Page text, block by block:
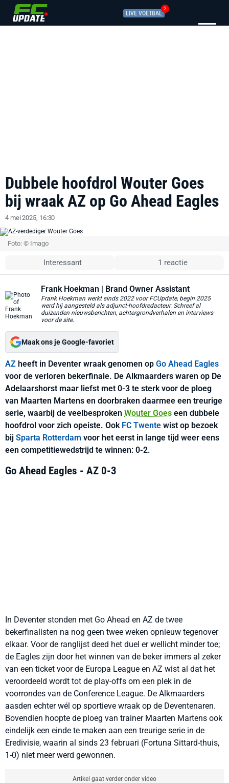
LIVE VOETBAL
2
Dubbele hoofdrol Wouter Goes
bij wraak AZ op Go Ahead Eagles
4 mei 2025, 16:30
Foto: © Imago
Interessant 1 reactie
Frank Hoekman | Brand Owner Assistant
Frank Hoekman werkt sinds 2022 voor FCUpdate, begin 2025
werd hij aangesteld als adjunct-hoofdredacteur. Schreef al
duizenden nieuwsberichten, achtergrondverhalen en interviews
voor de site.
Maak ons je Google-favoriet
AZ heeft in Deventer wraak genomen op Go Ahead Eagles
voor de verloren bekerfinale. De Alkmaarders waren op De
Adelaarshorst maar liefst met 0-3 te sterk voor de ploeg
van Maarten Martens en doorbraken daarmee een treurige
serie, waarbij de veelbesproken Wouter Goes een dubbele
hoofdrol voor zich opeiste. Ook FC Twente wist op bezoek
bij Sparta Rotterdam voor het eerst in lange tijd weer eens
een competitiewedstrijd te winnen: 0-2.
Go Ahead Eagles - AZ 0-3
In Deventer stonden met Go Ahead en AZ de twee
bekerfinalisten na nog geen twee weken opnieuw tegenover
elkaar. Voor de ranglijst deed het duel er wellicht minder toe;
de Eagles zijn door het winnen van de beker immers al zeker
van een ticket voor de Europa League en AZ wist al dat het
veroordeeld wordt tot de play-offs om een plek in de
voorrondes van de Conference League. De Alkmaarders
aasden echter wél op sportieve wraak op de Deventenaren.
Bovendien hoopte de ploeg van trainer Maarten Martens ook
eindelijk een einde te maken aan een treurige serie in de
Eredivisie, waarin al sinds 23 februari (Fortuna Sittard-thuis,
1-0) niet meer werd gewonnen.
Artikel gaat verder onder video